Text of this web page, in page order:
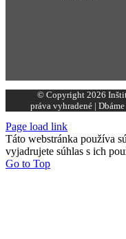
© Copyright 2026
práva vyhradené |
Page load link
Táto webstránka používa
vyjadrujete súhlas s ich
Go to Top